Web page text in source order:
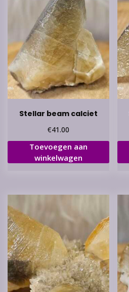
Stellar beam calciet
€41.00
Toevoegen aan
winkelwagen